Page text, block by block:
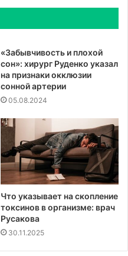
«Забывчивость и плохой
сон»: хирург Руденко указал
на признаки окклюзии
сонной артерии
05.08.2024
Что указывает на скопление
токсинов в организме: врач
Русакова
30.11.2025